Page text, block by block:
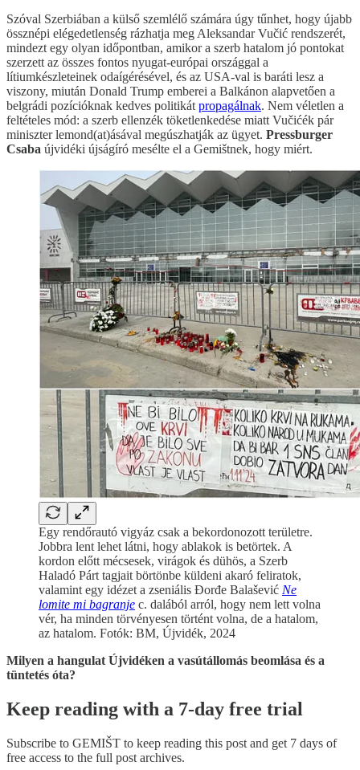
Szóval Szerbiában a külső szemlélő számára úgy tűnhet, hogy újabb
össznépi elégedetlenség rázhatja meg Aleksandar Vučić rendszerét,
mindezt egy olyan időpontban, amikor a szerb hatalom jó pontokat
szerzett az összes fontos nyugat-európai országgal a
lítiumkészleteinek odaígérésével, és az USA-val is baráti lesz a
viszony, miután Donald Trump emberei a Balkánon alapvetően a
belgrádi pozícióknak kedves politikát propagálnak. Nem véletlen a
feltételes mód: a szerb ellenzék töketlenkedése miatt Vučićék pár
miniszter lemond(at)ásával megúszhatják az ügyet. Pressburger
Csaba újvidéki újságíró mesélte el a Gemištnek, hogy miért.
Egy rendőrautó vigyáz csak a bekordonozott területre.
Jobbra lent lehet látni, hogy ablakok is betörtek. A
kordon előtt mécsesek, virágok és dühös, a Szerb
Haladó Párt tagjait börtönbe küldeni akaró feliratok,
valamint egy idézet a zseniális Đorđe Balašević Ne
lomite mi bagranje c. dalából arról, hogy nem lett volna
vér, ha minden törvényesen történt volna, de a hatalom,
az hatalom. Fotók: BM, Újvidék, 2024
Milyen a hangulat Újvidéken a vasútállomás beomlása és a
tüntetés óta?
Keep reading with a 7-day free trial
Subscribe to GEMIŠT to keep reading this post and get 7 days of
free access to the full post archives.